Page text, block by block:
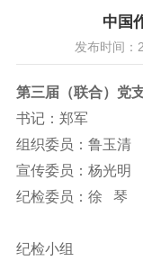
中国
发布时间：
第三届（联合）党
书记：郑军
组织委员：鲁玉清
宣传委员：杨光明
纪检委员：徐 琴
纪检小组